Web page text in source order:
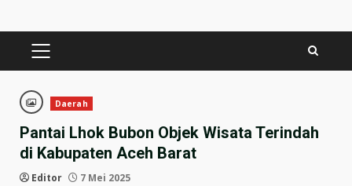
PRIMARY
Daerah
Pantai Lhok Bubon Objek Wisata Terindah
di Kabupaten Aceh Barat
Editor 7 Mei 2025